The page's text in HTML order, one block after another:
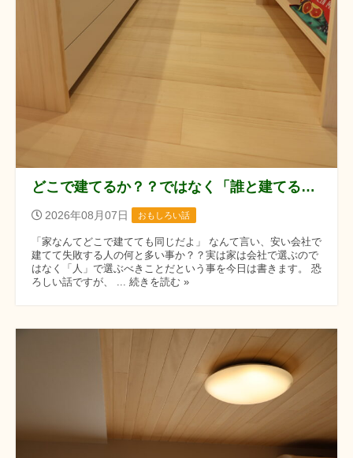
どこで建てるか？？ではなく「誰と建てるか？？」です！！
2026年08月07日 おもしろい話
「家なんてどこで建てても同じだよ」 なんて言い、安い会社で
建てて失敗する人の何と多い事か？？実は家は会社で選ぶので
はなく「人」で選ぶべきことだという事を今日は書きます。 恐
ろしい話ですが、 ... 続きを読む »